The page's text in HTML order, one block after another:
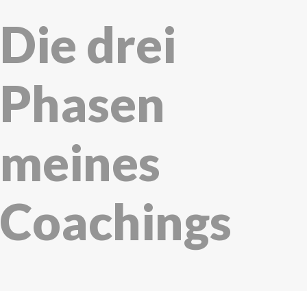
Die drei
Phasen
meines
Coachings